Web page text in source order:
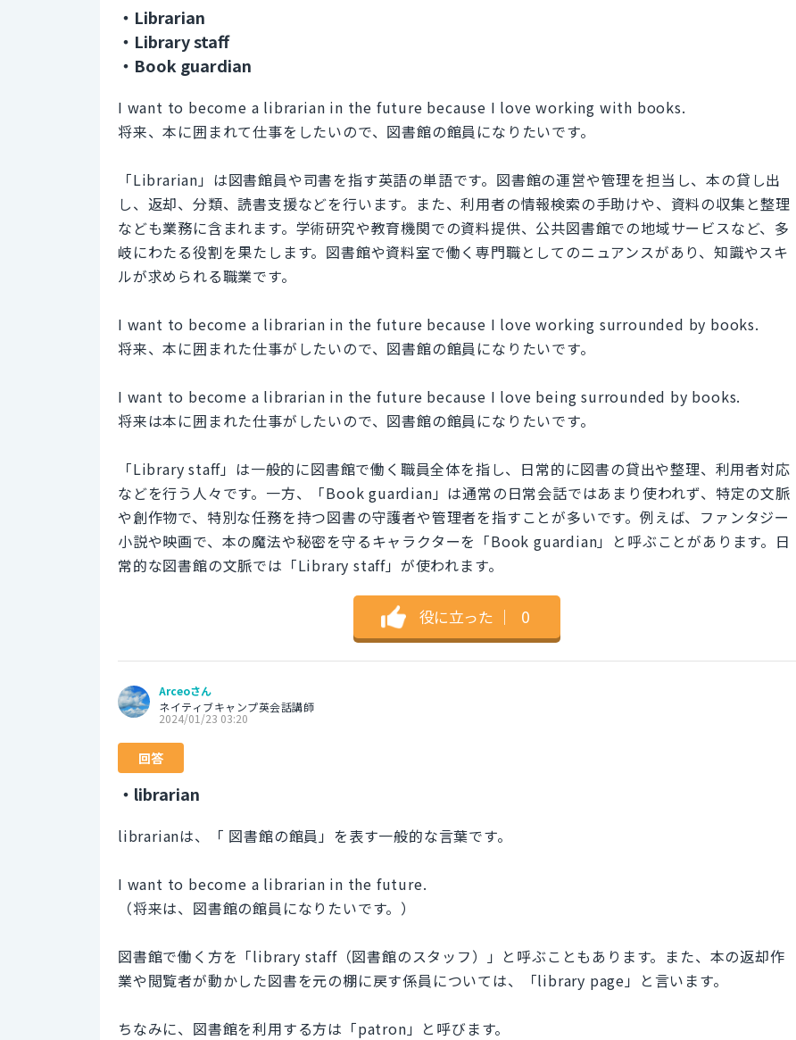
・Librarian
・Library staff
・Book guardian
I want to become a librarian in the future because I love working with books.
将来、本に囲まれて仕事をしたいので、図書館の館員になりたいです。
「Librarian」は図書館員や司書を指す英語の単語です。図書館の運営や管理を担当し、本の貸し出
し、返却、分類、読書支援などを行います。また、利用者の情報検索の手助けや、資料の収集と整理
なども業務に含まれます。学術研究や教育機関での資料提供、公共図書館での地域サービスなど、多
岐にわたる役割を果たします。図書館や資料室で働く専門職としてのニュアンスがあり、知識やスキ
ルが求められる職業です。
I want to become a librarian in the future because I love working surrounded by books.
将来、本に囲まれた仕事がしたいので、図書館の館員になりたいです。
I want to become a librarian in the future because I love being surrounded by books.
将来は本に囲まれた仕事がしたいので、図書館の館員になりたいです。
「Library staff」は一般的に図書館で働く職員全体を指し、日常的に図書の貸出や整理、利用者対応
などを行う人々です。一方、「Book guardian」は通常の日常会話ではあまり使われず、特定の文脈
や創作物で、特別な任務を持つ図書の守護者や管理者を指すことが多いです。例えば、ファンタジー
小説や映画で、本の魔法や秘密を守るキャラクターを「Book guardian」と呼ぶことがあります。日
常的な図書館の文脈では「Library staff」が使われます。
役に立った ｜ 0
Arceoさん
ネイティブキャンプ英会話講師
2024/01/23 03:20
回答
・librarian
librarianは、「 図書館の館員」を表す一般的な言葉です。
I want to become a librarian in the future.
（将来は、図書館の館員になりたいです。）
図書館で働く方を「library staff（図書館のスタッフ）」と呼ぶこともあります。また、本の返却作
業や閲覧者が動かした図書を元の棚に戻す係員については、「library page」と言います。
ちなみに、図書館を利用する方は「patron」と呼びます。